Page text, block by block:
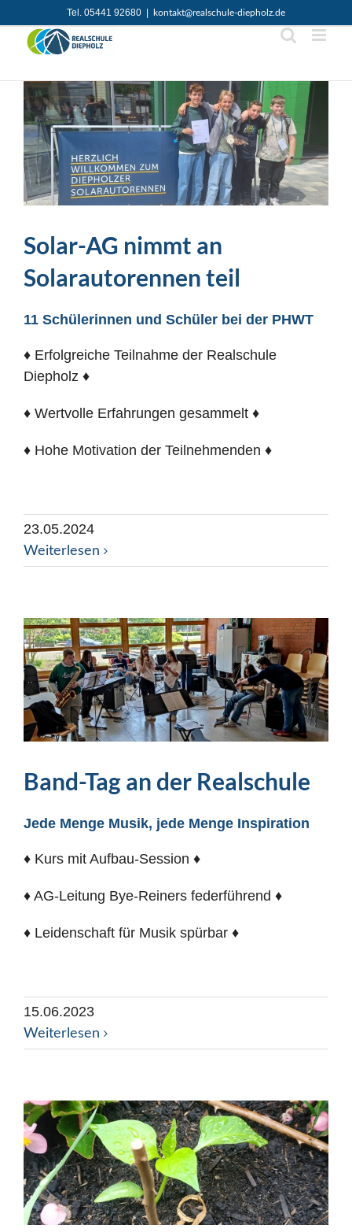
Inhalt
springen
Tel. 05441 92680 kontakt@realschule-diepholz.de
Solar-AG nimmt an
Solarautorennen teil
11 Schülerinnen und Schüler bei der PHWT
♦ Erfolgreiche Teilnahme der Realschule
Diepholz ♦
♦ Wertvolle Erfahrungen gesammelt ♦
♦ Hohe Motivation der Teilnehmenden ♦
23.05.2024
Weiterlesen
Band-Tag an der Realschule
Jede Menge Musik, jede Menge Inspiration
♦ Kurs mit Aufbau-Session ♦
♦ AG-Leitung Bye-Reiners federführend ♦
♦ Leidenschaft für Musik spürbar ♦
15.06.2023
Weiterlesen